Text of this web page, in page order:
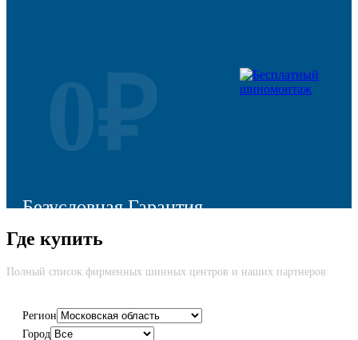
Безусловная Гарантия
Cкидка до 100% на новую шину вне зависимости от причины
возврата
Где купить
Полный список фирменных шинных центров и наших партнеров
Регион
Город